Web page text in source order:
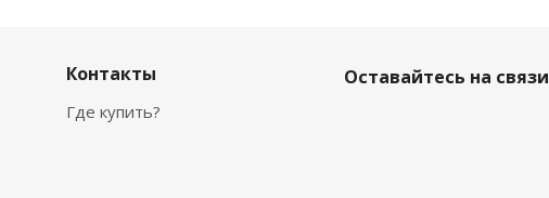
Контакты
Где купить?
Оставайтесь на связи